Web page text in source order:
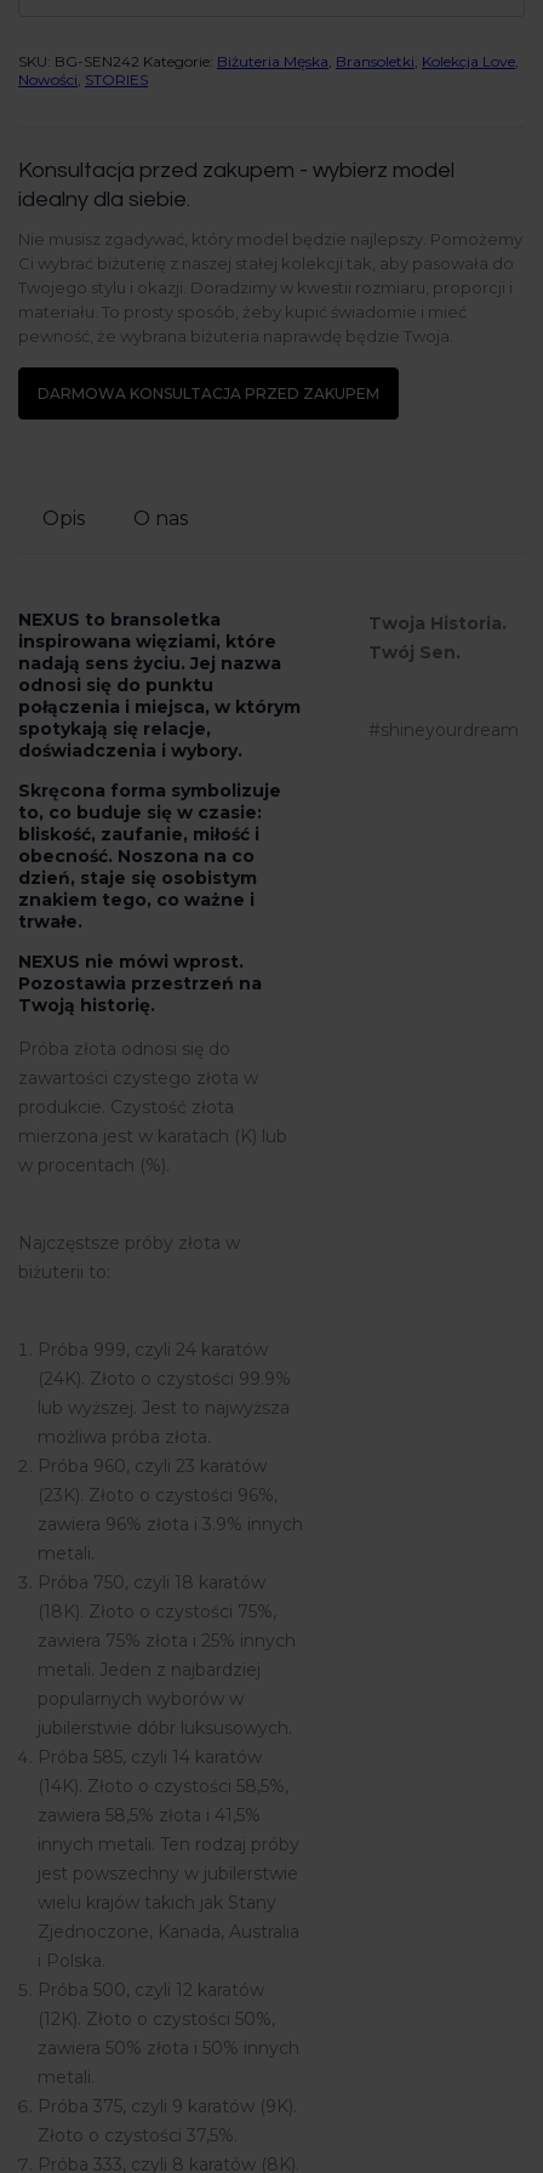
SKU: BG-SEN242 Kategorie: Biżuteria Męska Bransoletki Kolekcja Love
Nowości STORIES
Konsultacja przed zakupem - wybierz model
idealny dla siebie.
Nie musisz zgadywać, który model będzie najlepszy. Pomożemy
Ci wybrać biżuterię z naszej stałej kolekcji tak, aby pasowała do
Twojego stylu i okazji. Doradzimy w kwestii rozmiaru, proporcji i
materiału. To prosty sposób, żeby kupić świadomie i mieć
pewność, że wybrana biżuteria naprawdę będzie Twoja.
DARMOWA KONSULTACJA PRZED ZAKUPEM
Opis O nas
NEXUS to bransoletka
inspirowana więziami, które
nadają sens życiu. Jej nazwa
odnosi się do punktu
połączenia i miejsca, w którym
spotykają się relacje,
doświadczenia i wybory.
Skręcona forma symbolizuje
to, co buduje się w czasie:
bliskość, zaufanie, miłość i
obecność. Noszona na co
dzień, staje się osobistym
znakiem tego, co ważne i
trwałe.
NEXUS nie mówi wprost.
Pozostawia przestrzeń na
Twoją historię.
Próba złota odnosi się do
zawartości czystego złota w
produkcie. Czystość złota
mierzona jest w karatach (K) lub
w procentach (%).
Najczęstsze próby złota w
biżuterii to:
Próba 999, czyli 24 karatów
(24K). Złoto o czystości 99.9%
lub wyższej. Jest to najwyższa
możliwa próba złota.
Próba 960, czyli 23 karatów
(23K). Złoto o czystości 96%,
zawiera 96% złota i 3.9% innych
metali.
Próba 750, czyli 18 karatów
(18K). Złoto o czystości 75%,
zawiera 75% złota i 25% innych
metali. Jeden z najbardziej
popularnych wyborów w
jubilerstwie dóbr luksusowych.
Próba 585, czyli 14 karatów
(14K). Złoto o czystości 58,5%,
zawiera 58,5% złota i 41,5%
innych metali. Ten rodzaj próby
jest powszechny w jubilerstwie
wielu krajów takich jak Stany
Zjednoczone, Kanada, Australia
i Polska.
Próba 500, czyli 12 karatów
(12K). Złoto o czystości 50%,
zawiera 50% złota i 50% innych
metali.
Próba 375, czyli 9 karatów (9K).
Złoto o czystości 37,5%.
Próba 333, czyli 8 karatów (8K).
Twoja Historia.
Twój Sen.
#shineyourdream